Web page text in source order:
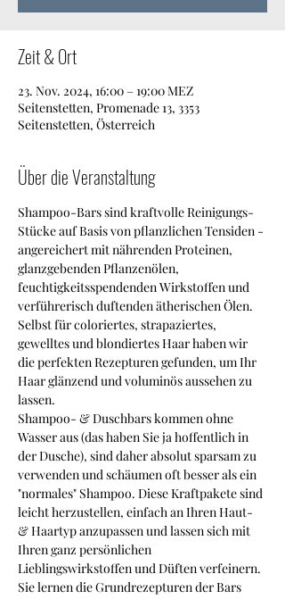
Zeit & Ort
23. Nov. 2024, 16:00 – 19:00 MEZ
Seitenstetten, Promenade 13, 3353
Seitenstetten, Österreich
Über die Veranstaltung
Shampoo-Bars sind kraftvolle Reinigungs-
Stücke auf Basis von pflanzlichen Tensiden -
angereichert mit nährenden Proteinen,
glanzgebenden Pflanzenölen,
feuchtigkeitsspendenden Wirkstoffen und
verführerisch duftenden ätherischen Ölen.
Selbst für coloriertes, strapaziertes,
gewelltes und blondiertes Haar haben wir
die perfekten Rezepturen gefunden, um Ihr
Haar glänzend und voluminös aussehen zu
lassen.
Shampoo- & Duschbars kommen ohne
Wasser aus (das haben Sie ja hoffentlich in
der Dusche), sind daher absolut sparsam zu
verwenden und schäumen oft besser als ein
"normales" Shampoo. Diese Kraftpakete sind
leicht herzustellen, einfach an Ihren Haut-
& Haartyp anzupassen und lassen sich mit
Ihren ganz persönlichen
Lieblingswirkstoffen und Düften verfeinern.
Sie lernen die Grundrezepturen der Bars